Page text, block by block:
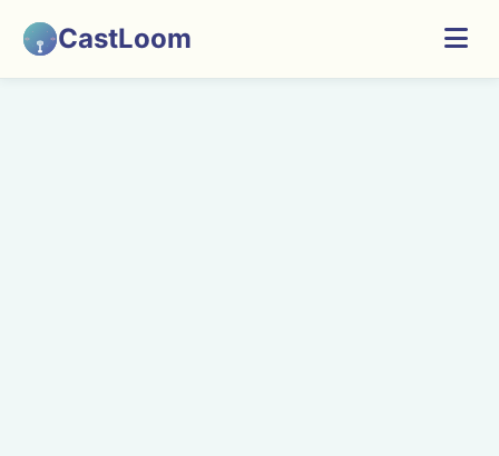
CastLoom